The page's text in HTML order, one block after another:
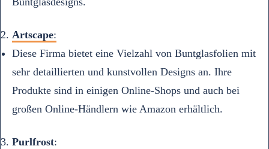
Artscape:
Diese Firma bietet eine Vielzahl von Buntglasfolien mit
sehr detaillierten und kunstvollen Designs an. Ihre
Produkte sind in einigen Online-Shops und auch bei
großen Online-Händlern wie Amazon erhältlich.
Purlfrost: